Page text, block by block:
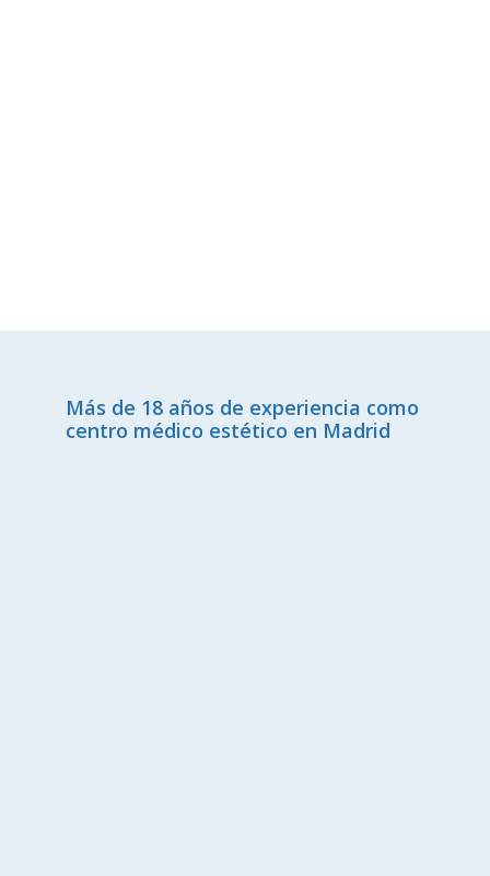
Más de 18 años de experiencia como
centro médico estético en Madrid